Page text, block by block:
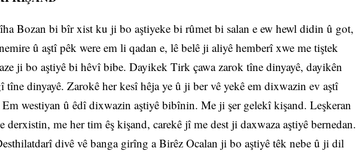
Bozan bi bîr xist ku ji bo aştiyeke bi rûmet bi salan e ew hewl didin û got,
û aştî pêk were em li qadan e, lê belê ji aliyê hemberî xwe me tiştek
ji bo aştiyê bi hêvî bibe. Dayikek Tirk çawa zarok tîne dinyayê, dayikên
dinyayê. Zarokê her kesî hêja ye û ji ber vê yekê em dixwazin ev aştî
Em westiyan û êdî dixwazin aştiyê bibînin. Me ji şer gelekî kişand. Leşkeran
derxistin, me her tim êş kişand, carekê jî me dest ji daxwaza aştiyê bernedan.
divê vê banga girîng a Birêz Ocalan ji bo aştiyê têk nebe û ji dil